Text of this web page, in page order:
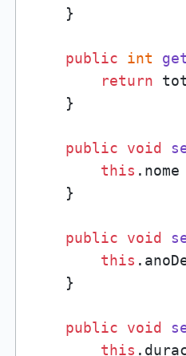
    }
public int
return
    }
public void
this
    }
public void
this
    }
public void
this